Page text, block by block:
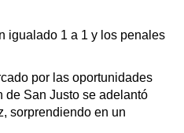
Útiles
igualado 1 a 1 y los penales
por las oportunidades
de San Justo se adelantó
sorprendiendo en un